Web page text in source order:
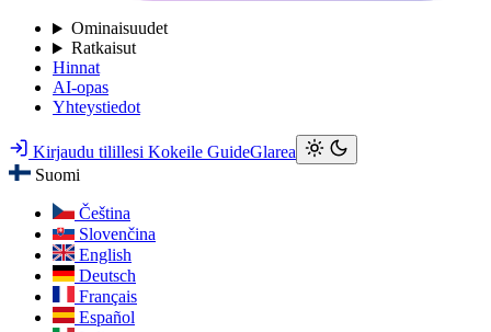
Ominaisuudet
Ratkaisut
Hinnat
AI-opas
Yhteystiedot
Kirjaudu tilillesi Kokeile GuideGlarea
Suomi
Čeština
Slovenčina
English
Deutsch
Français
Español